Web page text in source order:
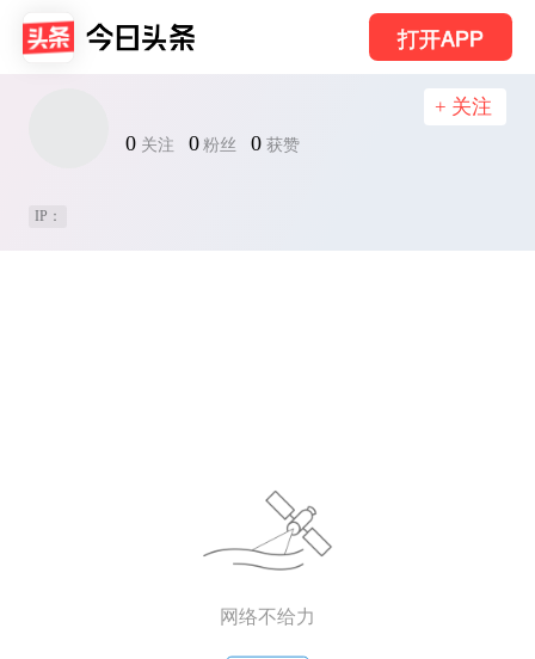
打开APP
0 关注 0 粉丝 0 获赞
+ 关注
IP：
网络不给力